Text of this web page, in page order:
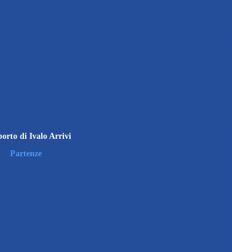
di Ivalo Arrivi
Partenze